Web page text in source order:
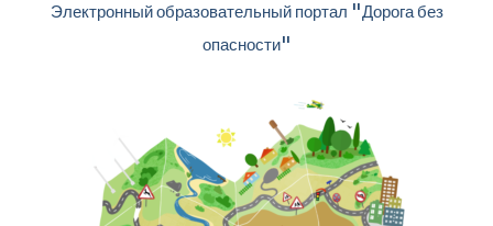
Электронный образовательный портал "Дорога без
опасности"